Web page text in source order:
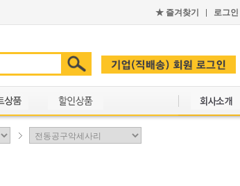
★ 즐겨찾기 로그인